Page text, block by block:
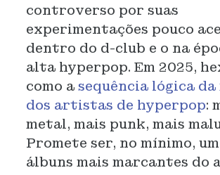
controverso por suas
experimentações pouco
dentro do d-club e o na
alta hyperpop. Em 2025,
como a sequência lógica
dos artistas de hyperpop:
metal, mais punk, mais
Promete ser, no mínimo,
álbuns mais marcantes do